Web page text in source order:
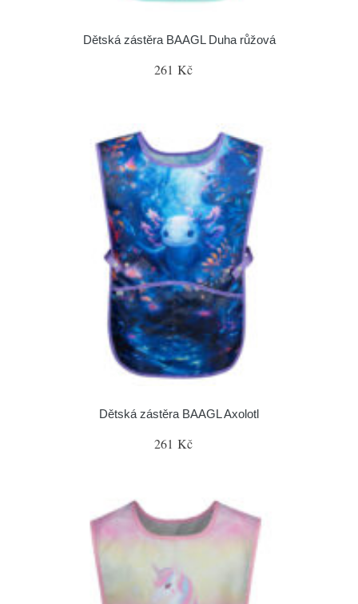
Dětská zástěra BAAGL Duha růžová
261 Kč
Dětská zástěra BAAGL Axolotl
261 Kč